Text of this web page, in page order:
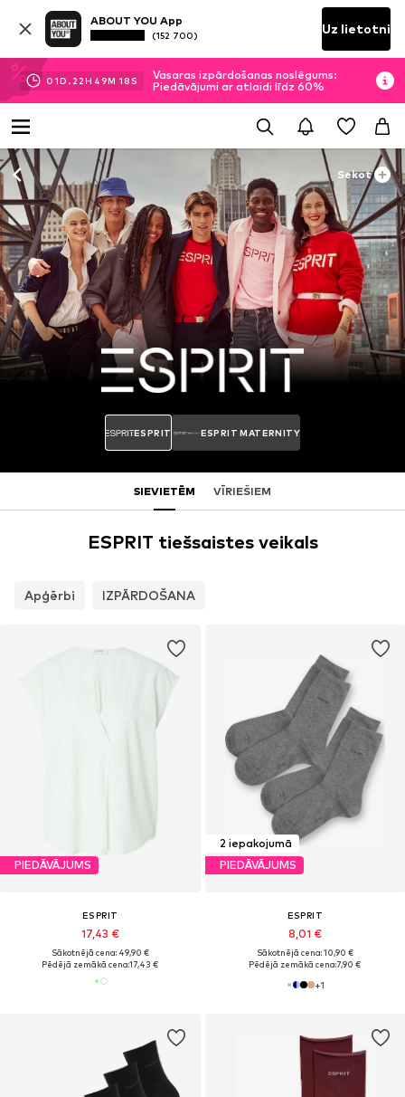
ABOUT YOU App
(152 700) Uz lietotni
01D. 22H 49M 16 S
Vasaras izpārdošanas noslēgums:
Piedāvājumi ar atlaidi līdz 60%
Sekot
ESPRIT ESPRIT MATERNITY
SIEVIETĒM VĪRIEŠIEM
ESPRIT tiešsaistes veikals
Apģērbi IZPĀRDOŠANA
PIEDĀVĀJUMS
ESPRIT
17,43 €
Sākotnējā cena: 49,90 €
Pēdējā zemākā cena:17,43 €
2 iepakojumā
PIEDĀVĀJUMS
ESPRIT
8,01 €
Sākotnējā cena: 10,90 €
Pēdējā zemākā cena:7,90 €
+1